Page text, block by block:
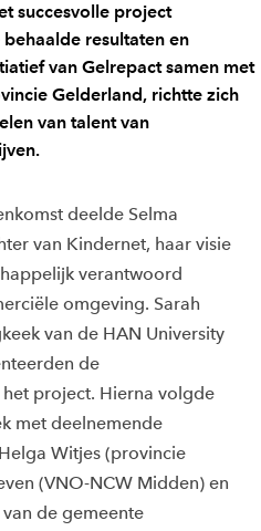
succesvolle project
resultaten en
van Gelrepact samen met
Gelderland, richtte zich
van talent van
deelde Selma
van Kindernet, haar visie
verantwoord
omgeving. Sarah
van de HAN University
de
project. Hierna volgde
met deelnemende
Witjes (provincie
(VNO-NCW Midden) en
de gemeente